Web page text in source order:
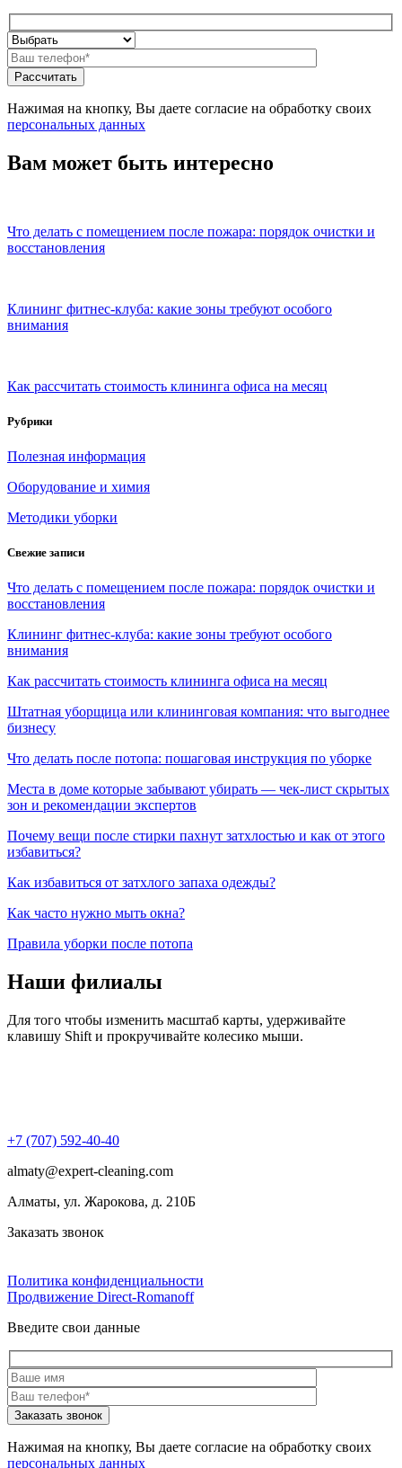
Нажимая на кнопку, Вы даете согласие на обработку своих
персональных данных
Вам может быть интересно
Что делать с помещением после пожара: порядок очистки и
восстановления
Клининг фитнес-клуба: какие зоны требуют особого
внимания
Как рассчитать стоимость клининга офиса на месяц
Рубрики
Полезная информация
Оборудование и химия
Методики уборки
Свежие записи
Что делать с помещением после пожара: порядок очистки и
восстановления
Клининг фитнес-клуба: какие зоны требуют особого
внимания
Как рассчитать стоимость клининга офиса на месяц
Штатная уборщица или клининговая компания: что выгоднее
бизнесу
Что делать после потопа: пошаговая инструкция по уборке
Места в доме которые забывают убирать — чек-лист скрытых
зон и рекомендации экспертов
Почему вещи после стирки пахнут затхлостью и как от этого
избавиться?
Как избавиться от затхлого запаха одежды?
Как часто нужно мыть окна?
Правила уборки после потопа
Наши филиалы
Для того чтобы изменить масштаб карты, удерживайте
клавишу Shift и прокручивайте колесико мыши.
+7 (707) 592-40-40
almaty@expert-cleaning.com
Алматы, ул. Жарокова, д. 210Б
Заказать звонок
Политика конфиденциальности
Продвижение Direct‑Romanoff
Введите свои данные
Нажимая на кнопку, Вы даете согласие на обработку своих
персональных данных